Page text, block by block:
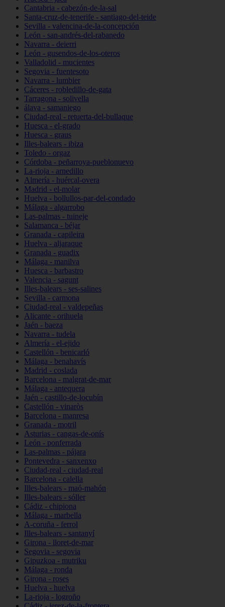
Cantabria - cabezón-de-la-sal
Santa-cruz-de-tenerife - santiago-del-teide
Sevilla - valencina-de-la-concepción
León - san-andrés-del-rabanedo
Navarra - deierri
León - gusendos-de-los-oteros
Valladolid - mucientes
Segovia - fuentesoto
Navarra - lumbier
Cáceres - robledillo-de-gata
Tarragona - solivella
álava - samaniego
Ciudad-real - retuerta-del-bullaque
Huesca - el-grado
Huesca - graus
Illes-balears - ibiza
Toledo - orgaz
Córdoba - peñarroya-pueblonuevo
La-rioja - arnedillo
Almería - huércal-overa
Madrid - el-molar
Huelva - bollullos-par-del-condado
Málaga - algarrobo
Las-palmas - tuineje
Salamanca - béjar
Granada - capileira
Huelva - aljaraque
Granada - guadix
Málaga - manilva
Huesca - barbastro
Valencia - sagunt
Illes-balears - ses-salines
Sevilla - carmona
Ciudad-real - valdepeñas
Alicante - orihuela
Jaén - baeza
Navarra - tudela
Almería - el-ejido
Castellón - benicarló
Málaga - benahavís
Madrid - coslada
Barcelona - malgrat-de-mar
Málaga - antequera
Jaén - castillo-de-locubín
Castellón - vinaròs
Barcelona - manresa
Granada - motril
Asturias - cangas-de-onís
León - ponferrada
Las-palmas - pájara
Pontevedra - sanxenxo
Ciudad-real - ciudad-real
Barcelona - calella
Illes-balears - maó-mahón
Illes-balears - sóller
Cádiz - chipiona
Málaga - marbella
A-coruña - ferrol
Illes-balears - santanyí
Girona - lloret-de-mar
Segovia - segovia
Gipuzkoa - mutriku
Málaga - ronda
Girona - roses
Huelva - huelva
La-rioja - logroño